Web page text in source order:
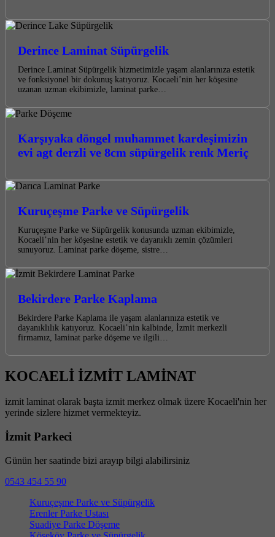
Derince Laminat Süpürgelik
Derince Laminat Süpürgelik hizmetimizle yaşam alanlarınıza estetik
ve fonksiyonel bir dokunuş katıyoruz. Kocaeli’nin her köşesine
uzanan uzman ekibimizle, laminat parke…
Karşıyaka döngel muhammet kardeşimizin
evi agt derzli ve 8cm süpürgelik renk Meriç
Kuruçeşme Parke ve Süpürgelik
Kuruçeşme Parke ve Süpürgelik konusunda uzman ekibimizle,
Kocaeli’nin her köşesine estetik ve dayanıklı zemin çözümleri
sunuyoruz. Laminat parke döşeme, sistre…
Bekirdere Parke Kaplama
Bekirdere Parke Kaplama ile yaşam alanlarınıza estetik ve
dayanıklılık katıyoruz. Kocaeli’nin kalbinde, İzmit merkezli
firmamız, laminat parke döşeme ve ilgili…
KOCAELİ İZMİT LAMİNAT
izmit laminat olarak başta izmit merkez olmak üzere Kocaeli'nin her
yerinde sizlere hizmet vermekteyiz.
İzmit Parkeci
Günün her saatinde bizi arayıp bilgi alabilirsiniz
0543 454 55 90
Kuruçeşme Parke ve Süpürgelik
Erenler Parke Ustası
Suadiye Parke Döşeme